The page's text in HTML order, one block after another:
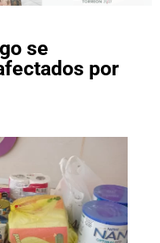
se
por